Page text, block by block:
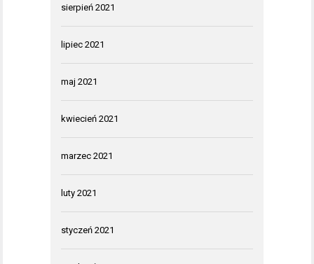
sierpień 2021
lipiec 2021
maj 2021
kwiecień 2021
marzec 2021
luty 2021
styczeń 2021